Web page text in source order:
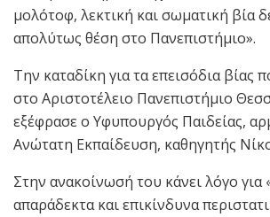
μολότοφ, λεκτική και σωματική βία
απολύτως θέση στο Πανεπιστήμιο».
Την καταδίκη για τα επεισόδια βίας
στο Αριστοτέλειο Πανεπιστήμιο
εξέφρασε ο Υφυπουργός Παιδείας,
Ανώτατη Εκπαίδευση, καθηγητής
Στην ανακοίνωσή του κάνει λόγο για
απαράδεκτα και επικίνδυνα